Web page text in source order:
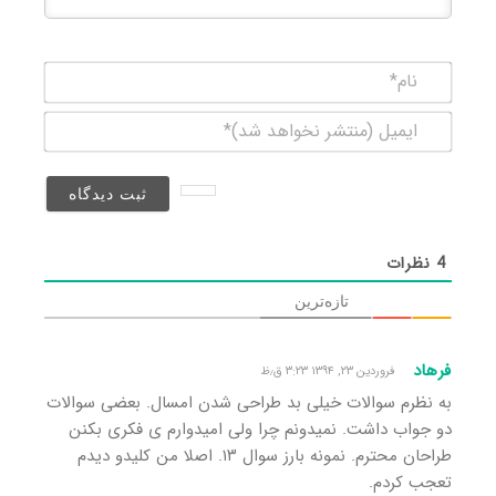
(منتشر
4 نظرات
تازه‌ترین
فرهاد فروردین ۲۳, ۱۳۹۴ ۳:۲۳ ق٫ظ
به نظرم سوالات خیلی بد طراحی شدن امسال. بعضی سوالات
دو جواب داشت. نمیدونم چرا ولی امیدوارم ی فکری بکنن
طراحان محترم. نمونه بارز سوال ۱۳. اصلا من کلیدو دیدم
تعجب کردم.